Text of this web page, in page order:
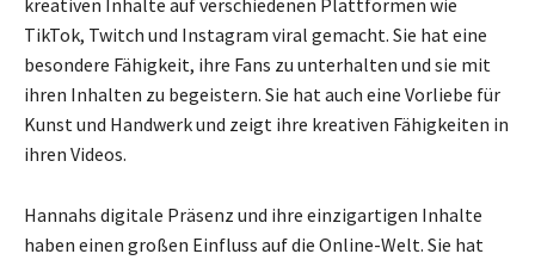
TikTok, Twitch und Instagram viral gemacht. Sie hat eine
besondere Fähigkeit, ihre Fans zu unterhalten und sie mit
ihren Inhalten zu begeistern. Sie hat auch eine Vorliebe für
Kunst und Handwerk und zeigt ihre kreativen Fähigkeiten in
ihren Videos.
Hannahs digitale Präsenz und ihre einzigartigen Inhalte
haben einen großen Einfluss auf die Online-Welt. Sie hat